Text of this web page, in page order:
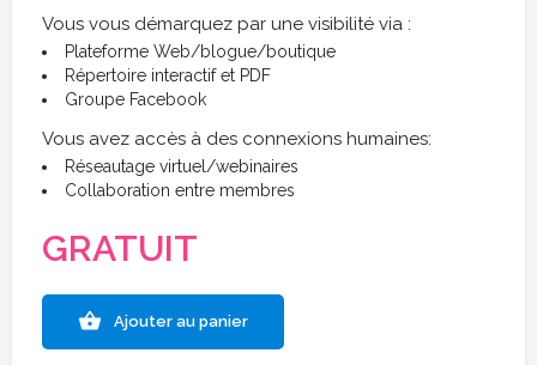
Vous vous démarquez par une visibilité via :
Plateforme Web/blogue/boutique
Répertoire interactif et PDF
Groupe Facebook
Vous avez accès à des connexions humaines:
Réseautage virtuel/webinaires
Collaboration entre membres
GRATUIT
Ajouter au panier